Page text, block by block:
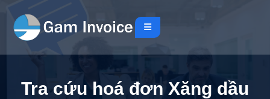
Tra cứu hoá đơn Xăng dầu